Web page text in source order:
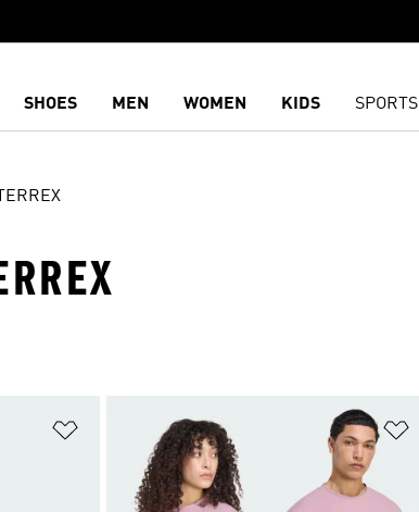
SHOES MEN WOMEN KIDS SPORTS
TERREX
위시리스트 담기